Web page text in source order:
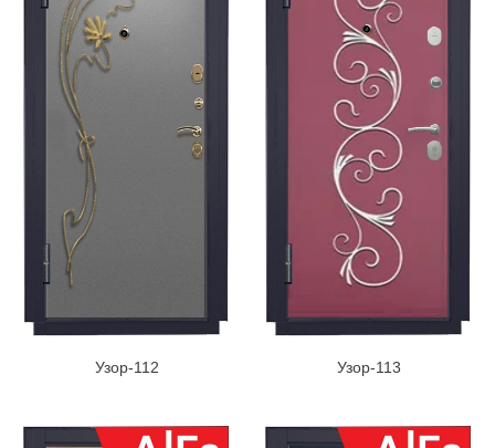
Узор-112 Узор-113